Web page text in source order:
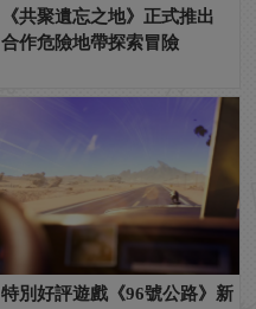
《共聚遺忘之地》正式推出
合作危險地帶探索冒險
特別好評遊戲《96號公路》新